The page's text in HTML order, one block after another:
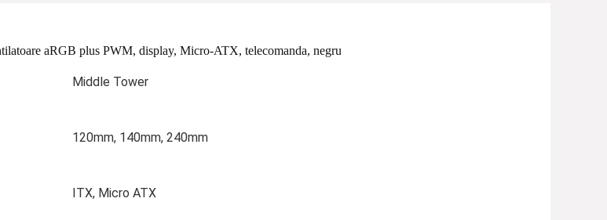
aRGB plus PWM, display, Micro-ATX, telecomanda, negru
Middle Tower
120mm, 140mm, 240mm
ITX, Micro ATX